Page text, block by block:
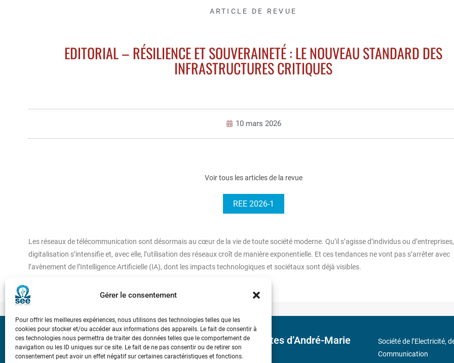
Gérer le consentement
Pour offrir les meilleures expériences, nous utilisons des technologies telles que les
cookies pour stocker et/ou accéder aux informations des appareils. Le fait de consentir à
ces technologies nous permettra de traiter des données telles que le comportement de
navigation ou les ID uniques sur ce site. Le fait de ne pas consentir ou de retirer son
consentement peut avoir un effet négatif sur certaines caractéristiques et fonctions.
ARTICLE DE REVUE
EDITORIAL – RÉSILIENCE ET SOUVERAINETÉ : LE NOUVEAU STANDARD DES
INFRASTRUCTURES CRITIQUES
10 mars 2026
Voir tous les articles de la revue
REE 2026-1
Les réseaux de télécommunication sont désormais au cœur de la vie de toute société moderne. Qu’il s’agisse d’individus ou
digitalisation s’intensifie et, avec elle, l’utilisation des réseaux croît de manière exponentielle. Et ces tendances ne vont pas s’arrêter avec
l’avènement de l’Intelligence Artificielle (IA), dont les impacts technologiques et sociétaux sont déjà visibles.
Bicentenaire des découvertes d’André-Marie
Ampère
Société de l’Electricité,
Communication